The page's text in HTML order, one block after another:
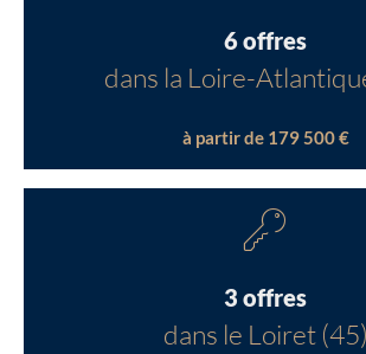
6 offres
dans la Loire-
à partir de 179 500 €
3 offres
dans le Loiret (45)